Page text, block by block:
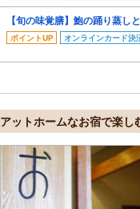
【旬の味覚膳】鮑の踊り蒸し
ポイントUP オンラインカード決
アットホームなお宿で楽